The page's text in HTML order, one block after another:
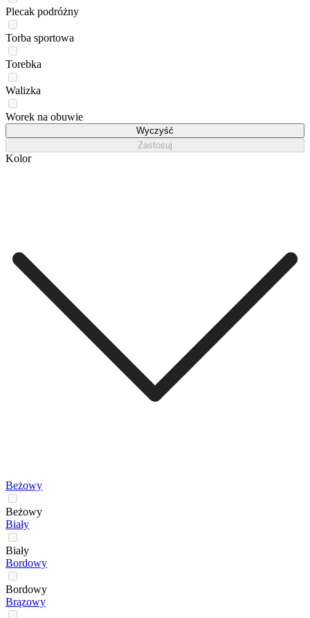
Plecak podróżny
Torba sportowa
Torebka
Walizka
Worek na obuwie
Wyczyść
Zastosuj
Kolor
Beżowy
Beżowy
Biały
Biały
Bordowy
Bordowy
Brązowy